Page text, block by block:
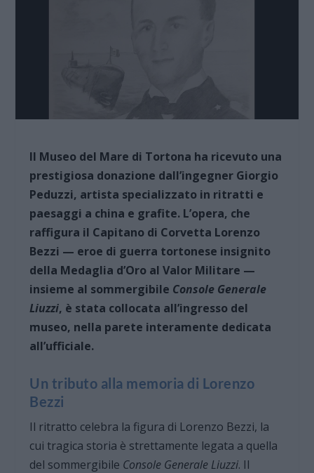
Il Museo del Mare di Tortona ha ricevuto una
prestigiosa donazione dall’ingegner Giorgio
Peduzzi, artista specializzato in ritratti e
paesaggi a china e grafite. L’opera, che
raffigura il Capitano di Corvetta Lorenzo
Bezzi — eroe di guerra tortonese insignito
della Medaglia d’Oro al Valor Militare —
insieme al sommergibile Console Generale
Liuzzi, è stata collocata all’ingresso del
museo, nella parete interamente dedicata
all’ufficiale.
Un tributo alla memoria di Lorenzo
Bezzi
Il ritratto celebra la figura di Lorenzo Bezzi, la
cui tragica storia è strettamente legata a quella
del sommergibile Console Generale Liuzzi. Il